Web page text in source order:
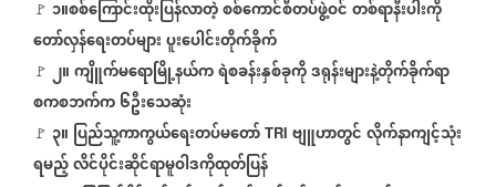
🚩 ၁။စစ်ကြောင်းထိုးပြန်လာတဲ့စစ်ကောင်စီတပ်ဖွဲ့ဝင်တစ်ရာနီးပါးကို
တော်လှန်ရေးတပ်များပူးပေါင်းတိုက်ခိုက်
🚩 ၂။ကျိူက်မရောမြို့နယ်ကရဲစခန်းနှစ်ခုကိုဒရုန်းများနဲ့တိုက်ခိုက်ရာ
စကစဘက်က၆ဦးသေဆုံး
🚩 ၃။ ပြည်သူ့ကာကွယ်ရေးတပ်မတော် TRI ဗျူဟာတွင်လိုက်နာကျင့်သုံး
ရမည့်လိင်ပိုင်းဆိုင်ရာမူဝါဒကိုထုတ်ပြန်